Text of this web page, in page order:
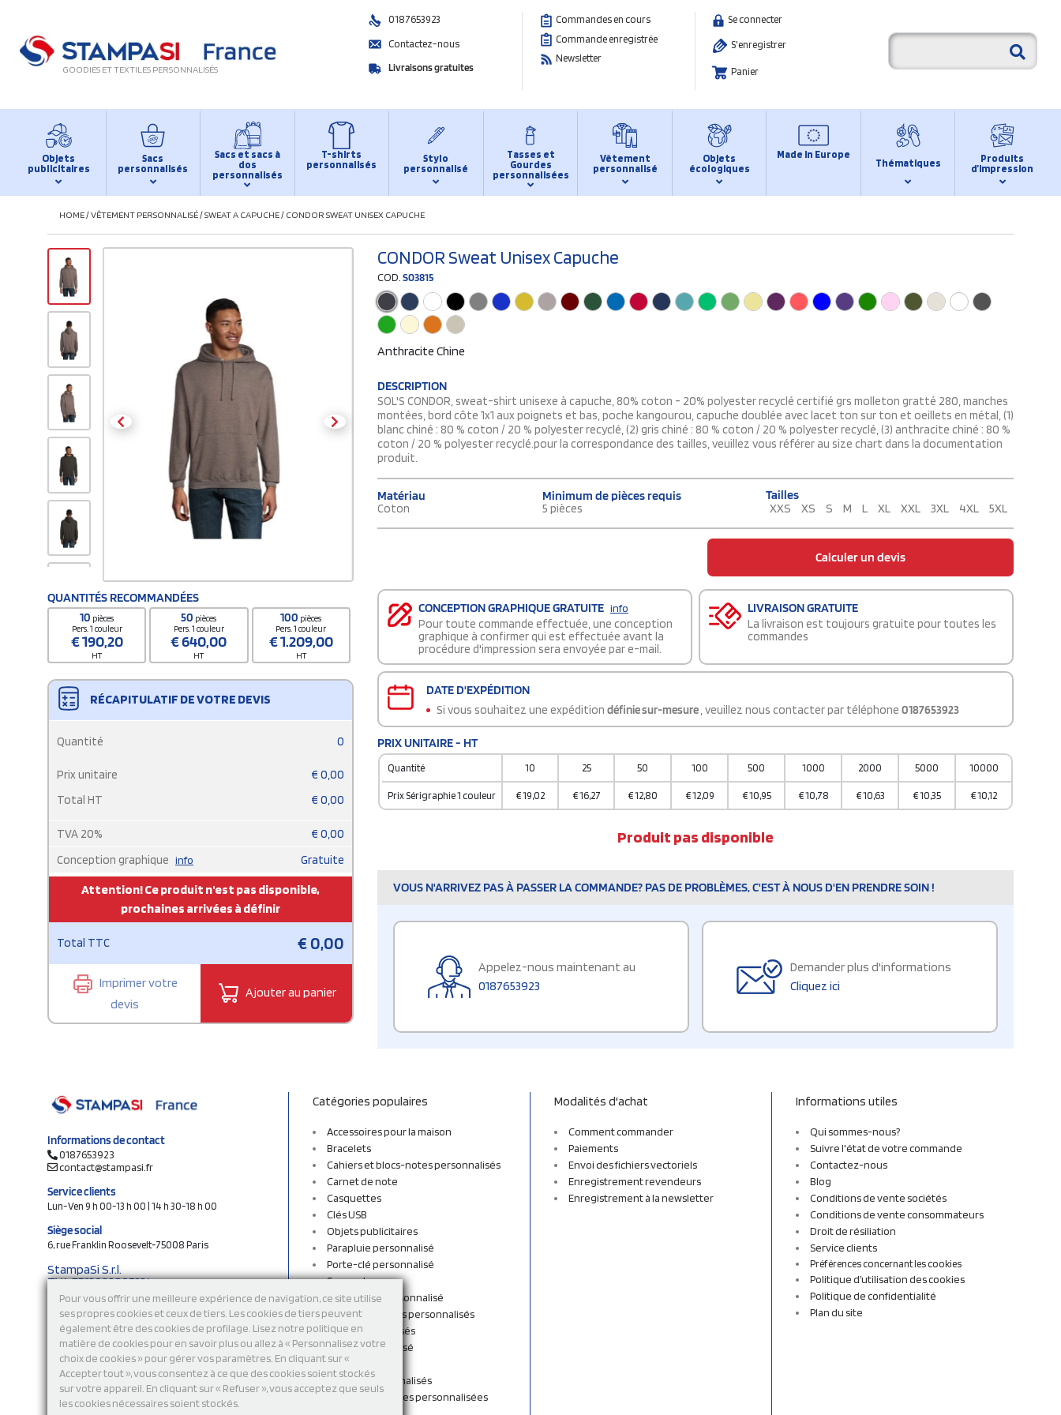
Pour vous offrir une meilleure expérience de navigation, ce site utilise
ses propres cookies et ceux de tiers. Les cookies de tiers peuvent
également être des cookies de profilage. Lisez notre politique en
matière de cookies pour en savoir plus ou allez à « Personnalisez votre
choix de cookies » pour gérer vos paramètres. En cliquant sur «
Accepter tout », vous consentez à ce que des cookies soient stockés
sur votre appareil. En cliquant sur « Refuser », vous acceptez que seuls
les cookies nécessaires soient stockés.
GOODIES ET TEXTILES PERSONNALISÉS
0187653923
Contactez-nous
Livraisons gratuites
Commandes en cours
Commande enregistrée
Newsletter
Se connecter
S'enregistrer
Panier
Objets
publicitaires
Sacs
personnalisés
Sacs et sacs à
dos
personnalisés
T-shirts
personnalisés
Stylo
personnalisé
Tasses et
Gourdes
personnalisées
Vêtement
personnalisé
Objets
écologiques
Made in Europe
Thématiques
Produits
d’impression
HOME/VÊTEMENT PERSONNALISÉ/SWEAT A CAPUCHE/ CONDOR SWEAT UNISEX CAPUCHE
QUANTITÉS RECOMMANDÉES
10 pièces
Pers. 1 couleur
€190,20
HT
50 pièces
Pers. 1 couleur
€640,00
HT
100 pièces
Pers. 1 couleur
€1.209,00
HT
RÉCAPITULATIF DE VOTRE DEVIS
Quantité 0
Prix unitaire € 0,00
Total HT
€ 0,00
TVA 20% € 0,00
Conception graphique info Gratuite
Attention! Ce produit n'est pas disponible,
prochaines arrivées à définir
Total TTC €0,00
Imprimer votre
devis
Ajouter au panier
CONDOR Sweat Unisex Capuche
COD.S03815
Anthracite Chine
DESCRIPTION
SOL'S CONDOR, sweat-shirt unisexe à capuche, 80% coton - 20% polyester recyclé certifié grs molleton gratté 280, manches
montées, bord côte 1x1 aux poignets et bas, poche kangourou, capuche doublée avec lacet ton sur ton et oeillets en métal, (1)
blanc chiné : 80 % coton / 20 % polyester recyclé, (2) gris chiné : 80 % coton / 20 % polyester recyclé, (3) anthracite chiné : 80 %
coton / 20 % polyester recyclé.pour la correspondance des tailles, veuillez vous référer au size chart dans la documentation
produit.
Matériau
Coton
Minimum de pièces requis
5 pièces
Tailles
XXS
XS S M L XL XXL 3XL 4XL 5XL
Calculer un devis
CONCEPTION GRAPHIQUE GRATUITE info
Pour toute commande effectuée, une conception
graphique à confirmer qui est effectuée avant la
procédure d'impression sera envoyée par e-mail.
LIVRAISON GRATUITE
La livraison est toujours gratuite pour toutes les
commandes
DATE D'EXPÉDITION
Si vous souhaitez une expédition définie sur-mesure, veuillez nous contacter par téléphone 0187653923
PRIX UNITAIRE - HT
Quantité 10 25 50 100 500 1000 2000 5000 10000
Prix Sérigraphie 1 couleur €19,02 €16,27 €12,80 €12,09 €10,95 €10,78 €10,63 €10,35 €10,12
Produit pas disponible
VOUS N'ARRIVEZ PAS À PASSER LA COMMANDE? PAS DE PROBLÈMES, C'EST À NOUS D'EN PRENDRE SOIN !
Appelez-nous maintenant au
0187653923
Demander plus d'informations
Cliquez ici
Informations de contact
0187653923
contact@stampasi.fr
Service clients
Lun-Ven 9 h 00-13 h 00 | 14 h 30-18 h 00
Siège social
6, rue Franklin Roosevelt-75008 Paris
StampaSi S.r.l.
TVA FR13922807334
N° Rea MI-2110632
Capital social € 250.000 i.v.
Découvrez notre catalogue en ligne
Catégories populaires
Accessoires pour la maison
Bracelets
Cahiers et blocs-notes personnalisés
Carnet de note
Casquettes
Clés USB
Objets publicitaires
Parapluie personnalisé
Porte-clé personnalisé
Sac cordon
Sac en tissu personnalisé
Sacs et sacs à dos personnalisés
Sacs personnalisés
Stylo personnalisé
Sweatshirts
T-shirts personnalisés
Tasses et Gourdes personnalisées
Modalités d'achat
Comment commander
Paiements
Envoi des fichiers vectoriels
Enregistrement revendeurs
Enregistrement à la newsletter
Informations utiles
Qui sommes-nous?
Suivre l'état de votre commande
Contactez-nous
Blog
Conditions de vente sociétés
Conditions de vente consommateurs
Droit de résiliation
Service clients
Préférences concernant les cookies
Politique d’utilisation des cookies
Politique de confidentialité
Plan du site